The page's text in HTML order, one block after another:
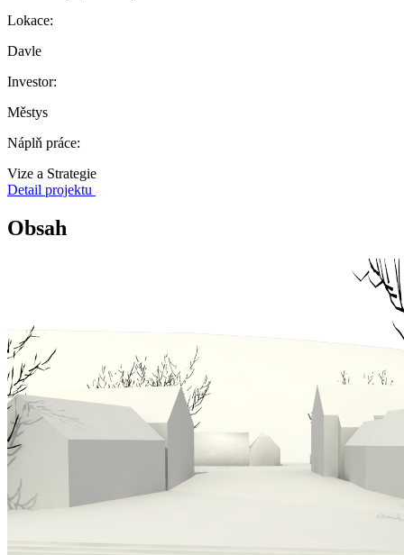
Lokace:
Davle
Investor:
Městys
Náplň práce:
Vize a Strategie
Detail projektu
Obsah